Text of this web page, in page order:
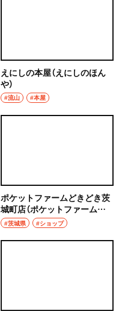
えにしの本屋（えにしのほん
や）
#流山 #本屋
ポケットファームどきどき茨
城町店（ポケットファームど
きどきいばらきまちてん）
#茨城県 #ショップ